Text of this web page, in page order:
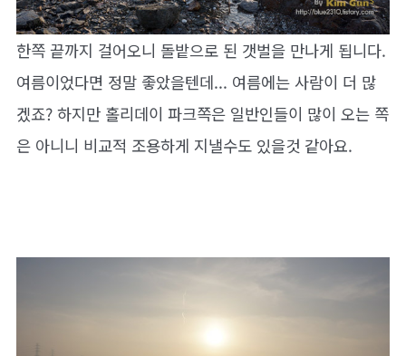
한쪽 끝까지 걸어오니 돌밭으로 된 갯벌을 만나게 됩니다.
여름이었다면 정말 좋았을텐데... 여름에는 사람이 더 많
겠죠? 하지만 홀리데이 파크쪽은 일반인들이 많이 오는 쪽
은 아니니 비교적 조용하게 지낼수도 있을것 같아요.